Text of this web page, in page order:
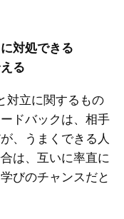
対処できる
る
対立に関するもの
ドバックは、相手
、うまくできる人
は、互いに率直に
びのチャンスだと